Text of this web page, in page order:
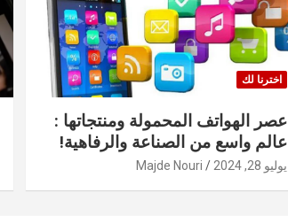
اخترنا لك
عصر الهواتف المحمولة ومنتجاتها :
عالم واسع من الصناعة والرفاهية!
يوليو 28, 2024 Majde Nouri